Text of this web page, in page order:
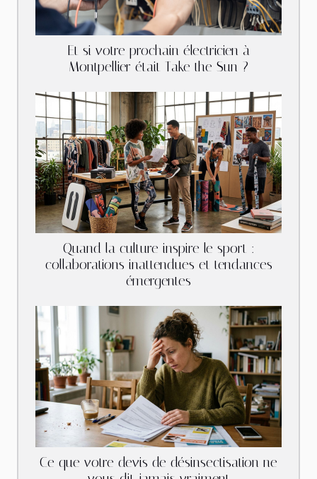
Et si votre prochain électricien à
Montpellier était Take the Sun ?
Quand la culture inspire le sport :
collaborations inattendues et tendances
émergentes
Ce que votre devis de désinsectisation ne